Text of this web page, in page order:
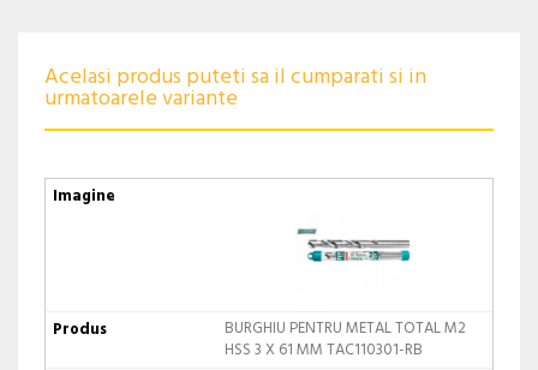
Acelasi produs puteti sa il cumparati si in
urmatoarele variante
BURGHIU PENTRU METAL TOTAL M2
HSS 3 X 61 MM TAC110301-RB